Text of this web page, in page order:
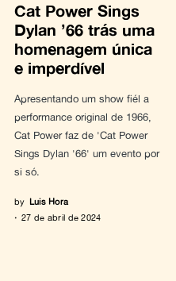
Cat Power Sings
Dylan ’66 trás uma
homenagem única
e imperdível
Apresentando um show fiél a
performance original de 1966,
Cat Power faz de 'Cat Power
Sings Dylan '66' um evento por
si só.
by Luis Hora
27 de abril de 2024